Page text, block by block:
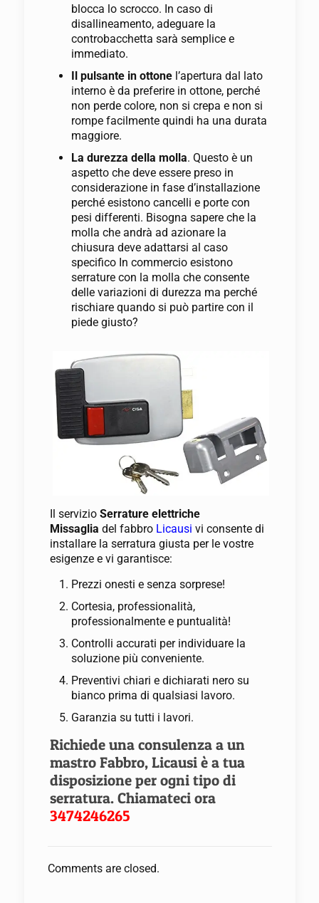
blocca lo scrocco. In caso di
disallineamento, adeguare la
controbacchetta sarà semplice e
immediato.
Il pulsante in ottonel’apertura dal lato
interno è da preferire in ottone, perché
non perde colore, non si crepa e non si
rompe facilmente quindi ha una durata
maggiore.
La durezza della molla. Questo è un
aspetto che deve essere preso in
considerazione in fase d’installazione
perché esistono cancelli e porte con
pesi differenti. Bisogna sapere che la
molla che andrà ad azionare la
chiusura deve adattarsi al caso
specifico In commercio esistono
serrature con la molla che consente
delle variazioni di durezza ma perché
rischiare quando si può partire con il
piede giusto?
Il servizio Serrature elettriche
Missaglia del fabbro Licausi vi consente di
installare la serratura giusta per le vostre
esigenze e vi garantisce:
Prezzi onesti e senza sorprese!
Cortesia, professionalità,
professionalmente e puntualità!
Controlli accurati per individuare la
soluzione più conveniente.
Preventivi chiari e dichiarati nero su
bianco prima di qualsiasi lavoro.
Garanzia su tutti i lavori.
Richiede una consulenza a un
mastro Fabbro, Licausi è a tua
disposizione per ogni tipo di
serratura. Chiamateci ora
3474246265
Comments are closed.